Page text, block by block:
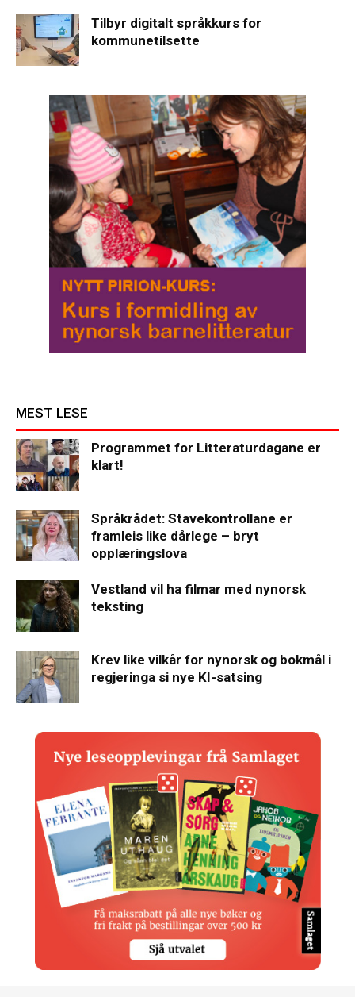
Tilbyr digitalt språkkurs for
kommunetilsette
MEST LESE
Programmet for Litteraturdagane er
klart!
Språkrådet: Stavekontrollane er
framleis like dårlege – bryt
opplæringslova
Vestland vil ha filmar med nynorsk
teksting
Krev like vilkår for nynorsk og bokmål i
regjeringa si nye KI-satsing